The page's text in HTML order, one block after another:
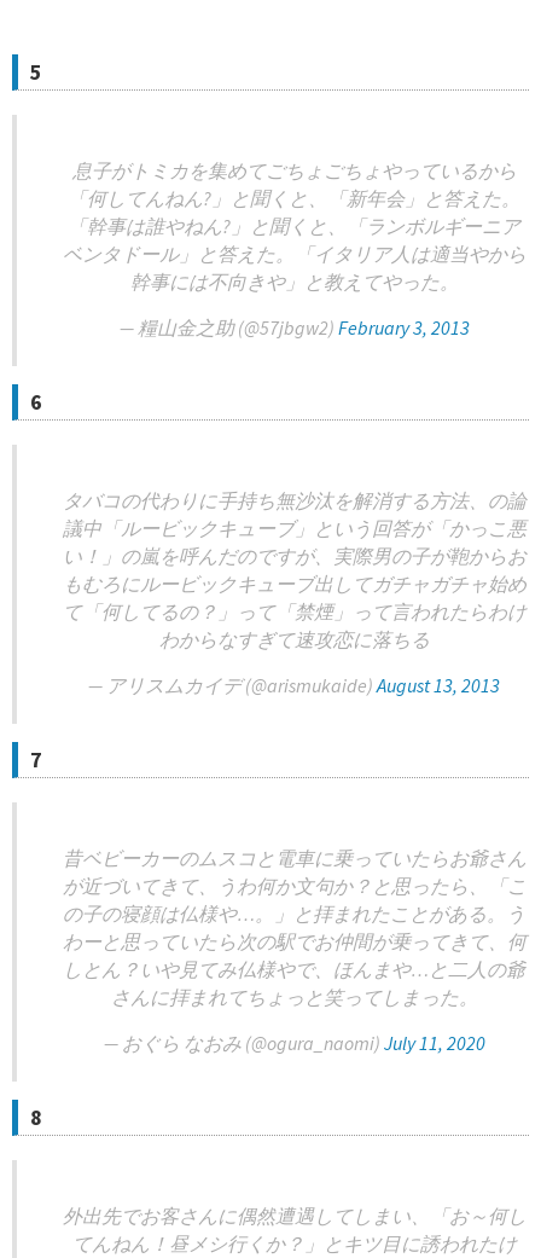
5
息子がトミカを集めてごちょごちょやっているから
「何してんねん?」と聞くと、「新年会」と答えた。
「幹事は誰やねん?」と聞くと、「ランボルギーニア
ベンタドール」と答えた。「イタリア人は適当やから
幹事には不向きや」と教えてやった。
— 糧山金之助 (@57jbgw2) February 3, 2013
6
タバコの代わりに手持ち無沙汰を解消する方法、の論
議中「ルービックキューブ」という回答が「かっこ悪
い！」の嵐を呼んだのですが、実際男の子が鞄からお
もむろにルービックキューブ出してガチャガチャ始め
て「何してるの？」って「禁煙」って言われたらわけ
わからなすぎて速攻恋に落ちる
— アリスムカイデ (@arismukaide)August 13, 2013
7
昔ベビーカーのムスコと電車に乗っていたらお爺さん
が近づいてきて、うわ何か文句か？と思ったら、「こ
の子の寝顔は仏様や…。」と拝まれたことがある。う
わーと思っていたら次の駅でお仲間が乗ってきて、何
しとん？いや見てみ仏様やで、ほんまや…と二人の爺
さんに拝まれてちょっと笑ってしまった。
— おぐら なおみ (@ogura_naomi) July 11, 2020
8
外出先でお客さんに偶然遭遇してしまい、「お～何し
てんねん！昼メシ行くか？」とキツ目に誘われたけ